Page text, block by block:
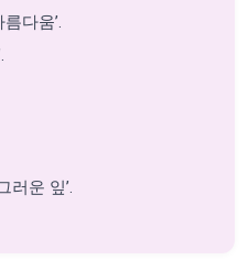
름다움’.
러운 잎’.